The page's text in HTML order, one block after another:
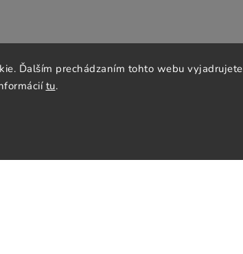
Ďalším prechádzaním tohto webu vyjadrujete
tu.